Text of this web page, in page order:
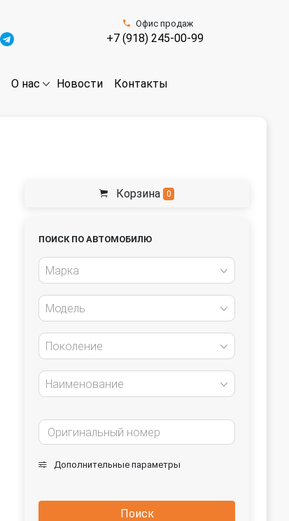
Офис продаж
+7 (918) 245-00-99
О нас Новости Контакты
Корзина 0
ПОИСК ПО АВТОМОБИЛЮ
Марка
Модель
Поколение
Наименование
Дополнительные параметры
Поиск